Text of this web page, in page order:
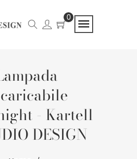
0
- Kartell
DESIGN